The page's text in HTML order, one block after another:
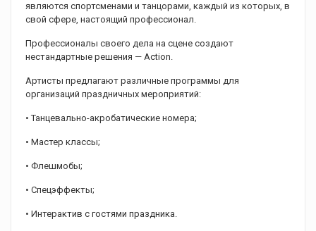
являются спортсменами и танцорами, каждый из которых, в
свой сфере, настоящий профессионал.
Профессионалы своего дела на сцене создают
нестандартные решения — Action.
Артисты предлагают различные программы для
организаций праздничных мероприятий:
• Танцевально-акробатические номера;
• Мастер классы;
• Флешмобы;
• Спецэффекты;
• Интерактив с гостями праздника.